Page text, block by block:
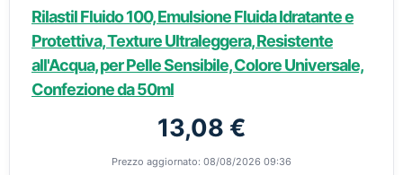
Rilastil Fluido 100, Emulsione Fluida Idratante e
Protettiva, Texture Ultraleggera, Resistente
all'Acqua, per Pelle Sensibile, Colore Universale,
Confezione da 50ml
13,08 €
Prezzo aggiornato: 08/08/2026 09:36